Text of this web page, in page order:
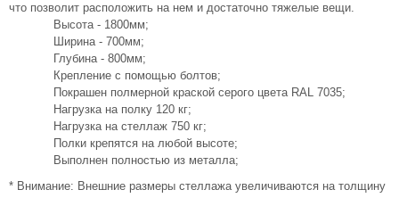
что позволит расположить на нем и достаточно тяжелые вещи.
Высота - 1800мм;
Ширина - 700мм;
Глубина - 800мм;
Крепление с помощью болтов;
Покрашен полмерной краской серого цвета RAL 7035;
Нагрузка на полку 120 кг;
Нагрузка на стеллаж 750 кг;
Полки крепятся на любой высоте;
Выполнен полностью из металла;
* Внимание: Внешние размеры стеллажа увеличиваются на толщину